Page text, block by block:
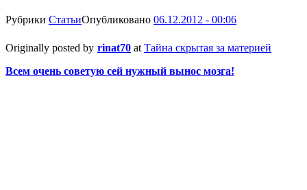
Рубрики СтатьиОпубликовано 06.12.2012 - 00:06
Originally posted by rinat70 at Тайна скрытая за материей
Всем очень советую сей нужный вынос мозга!